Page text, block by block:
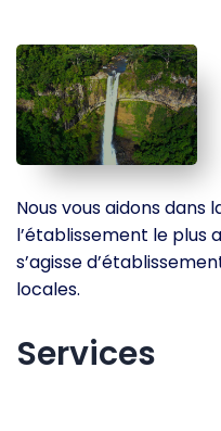
Nous vous aidons dans
l’établissement le plus
s’agisse
locales.
Services